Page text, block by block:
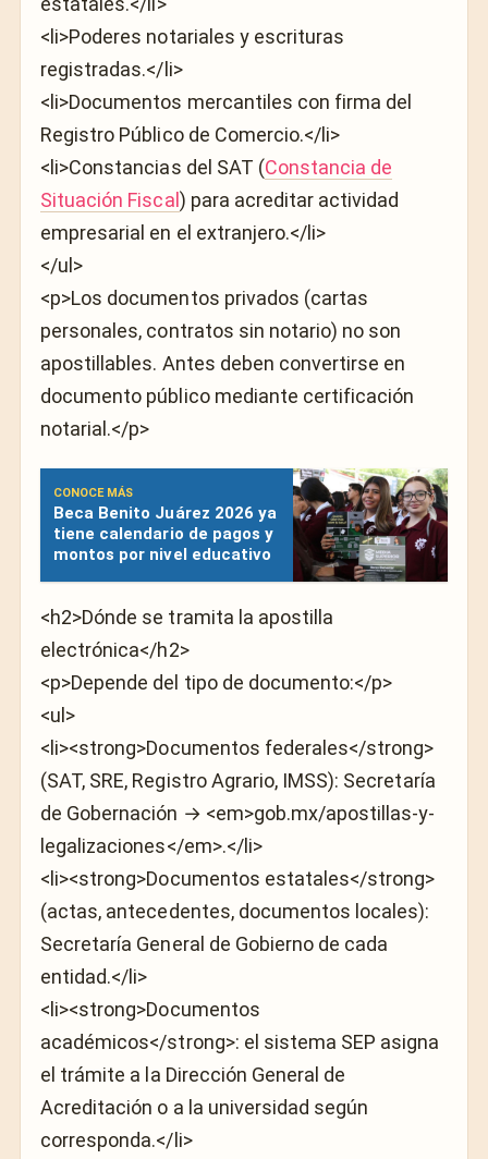
<li>Poderes notariales y escrituras
registradas.</li>
<li>Documentos mercantiles con firma del
Registro Público de Comercio.</li>
<li>Constancias del SAT (Constancia de
Situación Fiscal ) para acreditar actividad
empresarial en el extranjero.</li>
</ul>
<p>Los documentos privados (cartas
personales, contratos sin notario) no son
apostillables. Antes deben convertirse en
documento público mediante certificación
notarial.</p>
CONOCE MÁS
Beca Benito Juárez 2026 ya
tiene calendario de pagos y
montos por nivel educativo
<h2>Dónde se tramita la apostilla
electrónica</h2>
<p>Depende del tipo de documento:</p>
<ul>
<li><strong>Documentos federales</strong>
(SAT, SRE, Registro Agrario, IMSS): Secretaría
de Gobernación → <em>gob.mx/apostillas-y-
legalizaciones</em>.</li>
<li><strong>Documentos estatales</strong>
(actas, antecedentes, documentos locales):
Secretaría General de Gobierno de cada
entidad.</li>
<li><strong>Documentos
académicos</strong>: el sistema SEP asigna
el trámite a la Dirección General de
Acreditación o a la universidad según
corresponda.</li>